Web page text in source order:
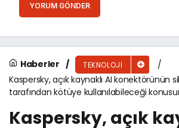
YORUM GÖNDER
Haberler TEKNOLOJI
Kaspersky, açık kaynaklı AI konektörünün
tarafından kötüye kullanılabileceği
Kaspersky, açık